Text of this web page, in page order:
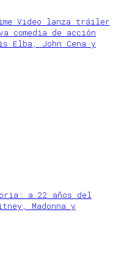
Video lanza tráiler
comedia de acción
Elba, John Cena y
a 22 años del
Madonna y